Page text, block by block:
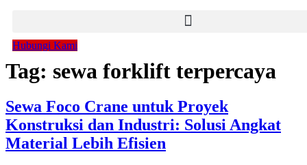
Hubungi Kami
Tag: sewa forklift terpercaya
Sewa Foco Crane untuk Proyek
Konstruksi dan Industri: Solusi Angkat
Material Lebih Efisien